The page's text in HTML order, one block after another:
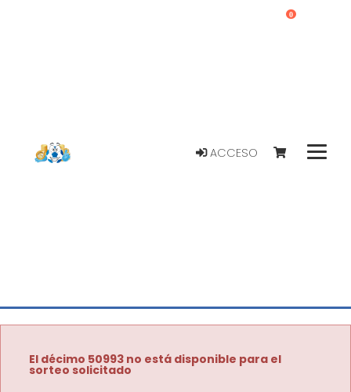
ACCESO
0
El décimo 50993 no está disponible para el
sorteo solicitado